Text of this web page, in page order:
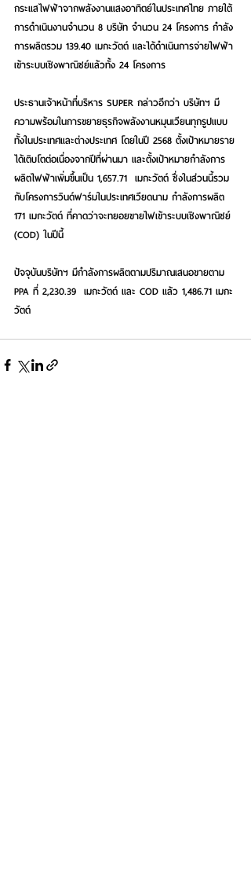
กระแสไฟฟ้าจากพลังงานแสงอาทิตย์ในประเทศไทย ภายใต้
การดำเนินงานจำนวน 8 บริษัท จำนวน 24 โครงการ กำลัง
การผลิตรวม 139.40 เมกะวัตต์ และได้ดำเนินการจ่ายไฟฟ้า
เข้าระบบเชิงพาณิชย์แล้วทั้ง 24 โครงการ
ประธานเจ้าหน้าที่บริหาร SUPER กล่าวอีกว่า บริษัทฯ มี
ความพร้อมในการขยายธุรกิจพลังงานหมุนเวียนทุกรูปแบบ
ทั้งในประเทศและต่างประเทศ โดยในปี 2568 ตั้งเป้าหมายราย
ได้เติบโตต่อเนื่องจากปีที่ผ่านมา และตั้งเป้าหมายกำลังการ
ผลิตไฟฟ้าเพิ่มขึ้นเป็น 1,657.71  เมกะวัตต์ ซึ่งในส่วนนี้รวม
กับโครงการวินด์ฟาร์มในประเทศเวียดนาม กำลังการผลิต
171 เมกะวัตต์ ที่คาดว่าจะทยอยขายไฟเข้าระบบเชิงพาณิชย์
(COD) ในปีนี้
ปัจจุบันบริษัทฯ มีกำลังการผลิตตามปริมาณเสนอขายตาม
PPA ที่ 2,230.39  เมกะวัตต์ และ COD แล้ว 1,486.71 เมกะ
วัตต์